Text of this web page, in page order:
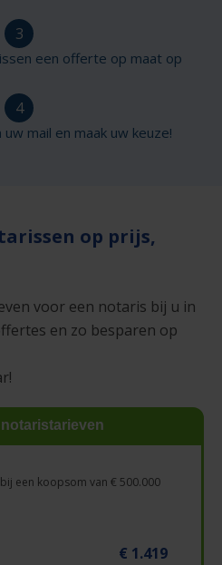
3
een offerte op maat op
4
mail en maak uw keuze!
op prijs,
voor een notaris bij u in
en zo besparen op
een koopsom van € 500.000
€ 1.419